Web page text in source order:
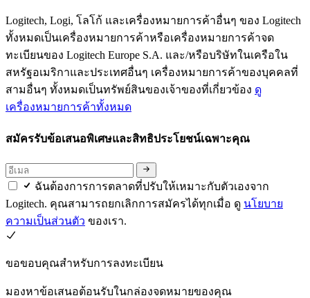
Logitech, Logi, โลโก้ และเครื่องหมายการค้าอื่นๆ ของ Logitech
ทั้งหมดเป็นเครื่องหมายการค้าหรือเครื่องหมายการค้าจด
ทะเบียนของ Logitech Europe S.A. และ/หรือบริษัทในเครือใน
สหรัฐอเมริกาและประเทศอื่นๆ เครื่องหมายการค้าของบุคคลที่
สามอื่นๆ ทั้งหมดเป็นทรัพย์สินของเจ้าของที่เกี่ยวข้อง ดู
เครื่องหมายการค้าทั้งหมด
สมัครรับข้อเสนอพิเศษและสิทธิประโยชน์เฉพาะคุณ
ฉันต้องการการตลาดที่ปรับให้เหมาะกับตัวเองจาก
Logitech. คุณสามารถยกเลิกการสมัครได้ทุกเมื่อ ดู นโยบาย
ความเป็นส่วนตัว ของเรา.
ขอขอบคุณสำหรับการลงทะเบียน
มองหาข้อเสนอต้อนรับในกล่องจดหมายของคุณ